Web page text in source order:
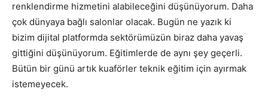
renklendirme hizmetini alabileceğini düşünüyorum. Daha
çok dünyaya bağlı salonlar olacak. Bugün ne yazık ki
bizim dijital platformda sektörümüzün biraz daha yavaş
gittiğini düşünüyorum. Eğitimlerde de aynı şey geçerli.
Bütün bir günü artık kuaförler teknik eğitim için ayırmak
istemeyecek.